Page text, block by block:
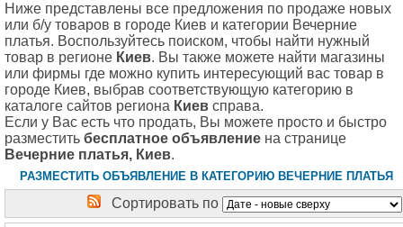
Ниже представлены все предложения по продаже новых
или б/у товаров в городе Киев и категории Вечерние
платья. Воспользуйтесь поиском, чтобы найти нужный
товар в регионе Киев. Вы также можете найти магазины
или фирмы где можно купить интересующий вас товар в
городе Киев, выбрав соответствующую категорию в
каталоге сайтов региона Киев справа.
Если у Вас есть что продать, Вы можете просто и быстро
разместить бесплатное объявление на странице
Вечерние платья, Киев.
РАЗМЕСТИТЬ ОБЪЯВЛЕНИЕ В КАТЕГОРИЮ ВЕЧЕРНИЕ ПЛАТЬЯ
Сортировать по